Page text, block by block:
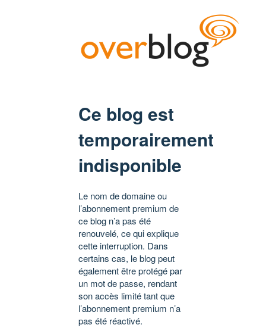
Ce blog est
temporairement
indisponible
Le nom de domaine ou
l’abonnement premium de
ce blog n’a pas été
renouvelé, ce qui explique
cette interruption. Dans
certains cas, le blog peut
également être protégé par
un mot de passe, rendant
son accès limité tant que
l’abonnement premium n’a
pas été réactivé.